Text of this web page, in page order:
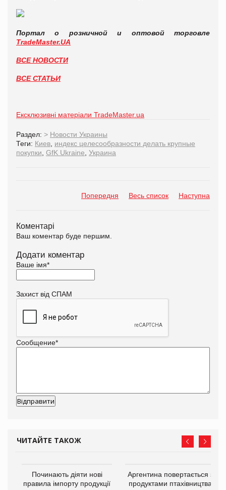
Портал о розничной и оптовой торговле
TradeMaster.UA
ВСЕ НОВОСТИ
ВСЕ СТАТЬИ
Ексклюзивні матеріали TradeMaster.ua
Раздел: > Новости Украины
Теги: Киев индекс целесообразности делать крупные
покупки GfK Ukraine Украина
Попередня Весь список Наступна
Коментарі
Ваш коментар буде першим.
Додати коментар
Ваше імя*
Захист від СПАМ
Сообщение*
ЧИТАЙТЕ ТАКОЖ
Починають діяти нові
правила імпорту продукції
Аргентина повертається з
продуктами птахівництва